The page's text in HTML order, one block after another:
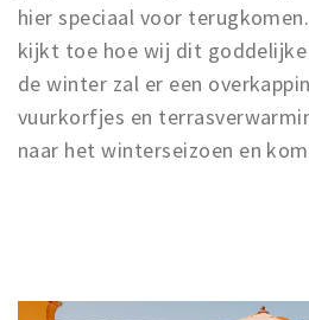
hier speciaal voor
kijkt toe hoe wij dit goddelijke
de winter zal er een
vuurkorfjes en
naar het winterseizoen en